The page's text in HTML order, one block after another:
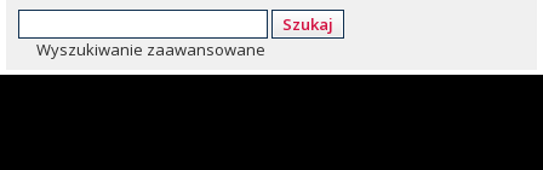
Szukaj
Wyszukiwanie zaawansowane